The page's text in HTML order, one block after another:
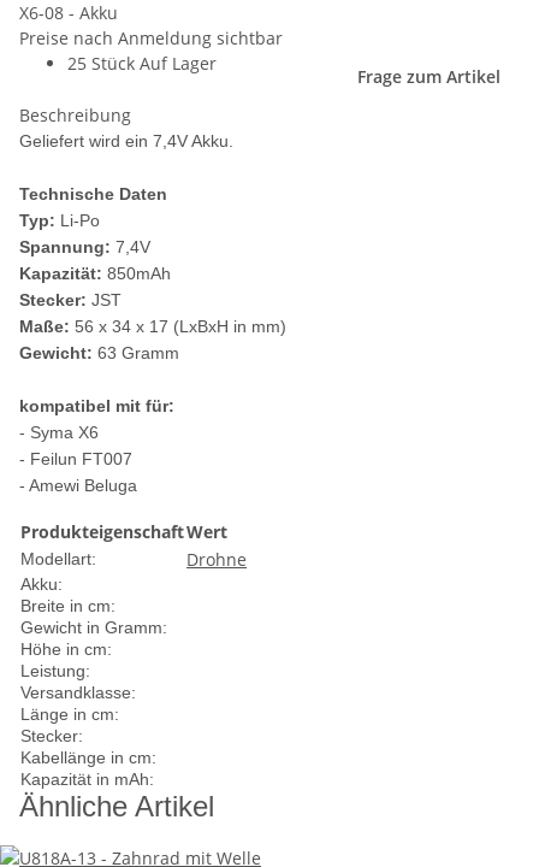
X6-08 - Akku
Preise nach Anmeldung sichtbar
25 Stück Auf Lager
Frage zum Artikel
Beschreibung
Geliefert wird ein 7,4V Akku.
Technische Daten
Typ: Li-Po
Spannung: 7,4V
Kapazität: 850mAh
Stecker: JST
Maße: 56 x 34 x 17 (LxBxH in mm)
Gewicht: 63 Gramm
kompatibel mit für:
- Syma X6
- Feilun FT007
- Amewi Beluga
ProdukteigenschaftWert
Modellart: Drohne
Akku:
Breite in cm:
Gewicht in Gramm:
Höhe in cm:
Leistung:
Versandklasse:
Länge in cm:
Stecker:
Kabellänge in cm:
Kapazität in mAh:
Ähnliche Artikel